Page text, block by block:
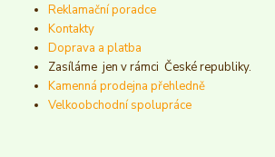
Reklamační poradce
Kontakty
Doprava a platba
Zasíláme jen v rámci České republiky.
Kamenná prodejna přehledně
Velkoobchodní spolupráce